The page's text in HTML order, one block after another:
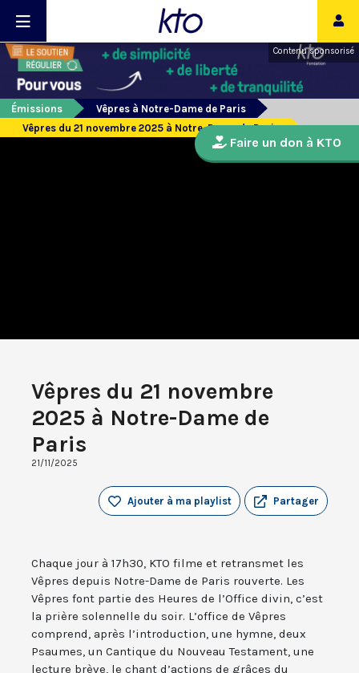
Contenu sponsorisé
Émissions
Vêpres à Notre-Dame de Paris
Vêpres du 21 novembre 2025 à Notre-Dame de Paris
Vêpres du 21 novembre
2025 à Notre-Dame de
Paris
21/11/2025
Partager
Ajouter à ma playlist
Chaque jour à 17h30, KTO filme et retransmet les
Vêpres depuis Notre-Dame de Paris rouverte. Les
Vêpres font partie des Heures de l’Office divin, c’est
la prière solennelle du soir. L’office de Vêpres
comprend, après l’introduction, une hymne, deux
Psaumes, un Cantique du Nouveau Testament, une
lecture brève, le chant d’actions de grâces du
Faire un don à KTO